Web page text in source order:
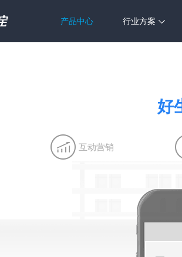
产品中心 行业方案
好
互动营销